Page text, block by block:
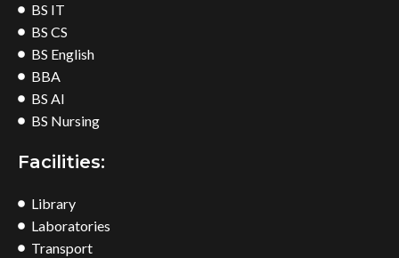
BS IT
BS CS
BS English
BBA
BS AI
BS Nursing
Facilities:
Library
Laboratories
Transport